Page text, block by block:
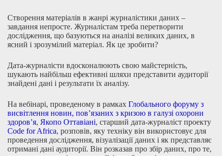
Створення матеріалів в жанрі журналістики даних –
завдання непросте. Журналістам треба перетворити
дослідження, що базуються на аналізі великих даних, в
ясний і зрозумілий матеріал. Як це зробити?
Дата-журналісти вдосконалюють свою майстерність,
шукають найбільш ефективні шляхи представити аудиторії
знайдені дані і результати їх аналізу.
На вебінарі, проведеному в рамках Глобального форуму з
висвітлення новин, пов’язаних з кризою в галузі охорони
здоров’я, Якопо Оттавіані, старший дата-журналіст проекту
Code for Africa, розповів, яку техніку він використовує для
проведення дослідження, візуалізації даних і як представляє
отримані дані аудиторії. Він розказав про збір даних, про те,